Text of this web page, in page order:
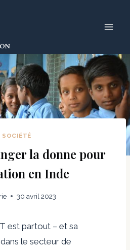
SOCIÉTÉ
la donne pour
en Inde
30 avril 2023
est partout – et sa
le secteur de